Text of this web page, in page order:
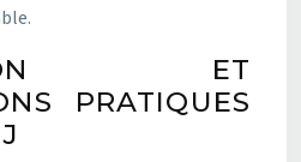
ET
PRATIQUES